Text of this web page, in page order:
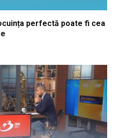
perfectă poate fi cea